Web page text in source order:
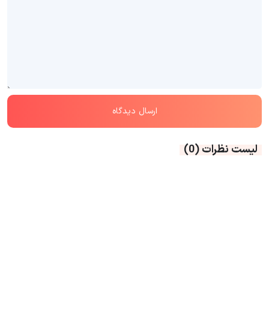
لیست نظرات(0)